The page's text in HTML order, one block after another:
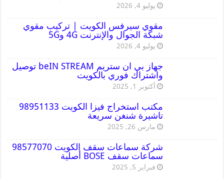
يوليو 4, 2026
مقوي سيرفس الكويت | تركيب مقوي
شبكة الجوال والإنترنت 4G و5G
يوليو 4, 2026
جهاز بي ان ستريم beIN STREAM توصيل
واشتراك فوري بالكويت
أكتوبر 1, 2025
مكتب استخراج فيزا الكويت 98951133
تاشيرة شنغن سريعة
مارس 26, 2025
شركة سماعات سقف الكويت 98577070
سماعات سقف BOSE أصلية
فبراير 5, 2025